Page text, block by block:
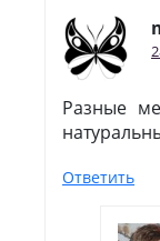
Разные
Ответить